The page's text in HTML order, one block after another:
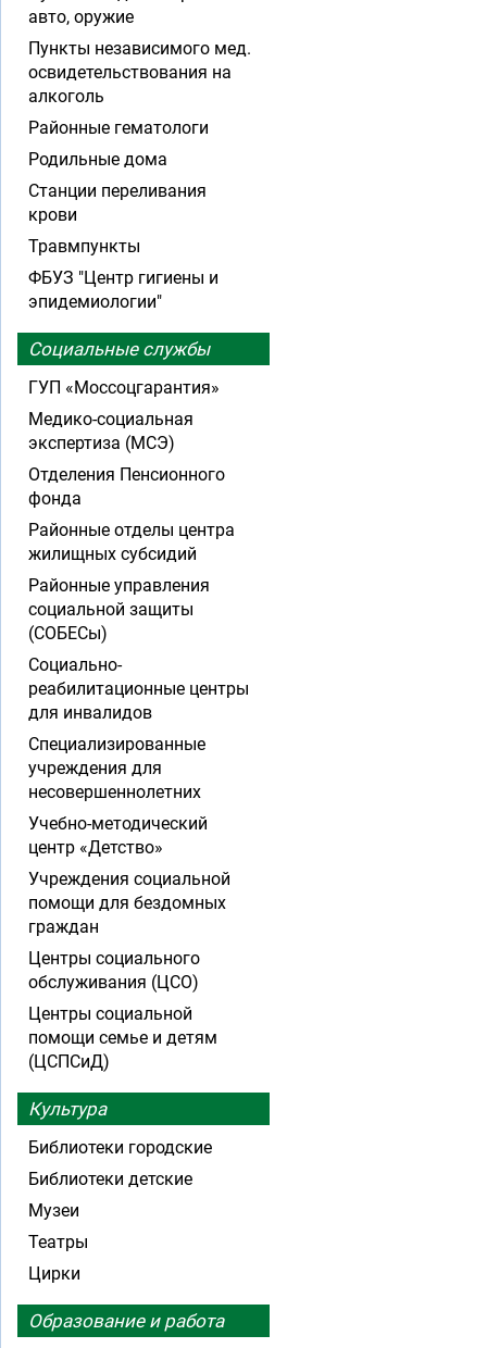
авто, оружие
Пункты независимого мед.
освидетельствования на
алкоголь
Районные гематологи
Родильные дома
Станции переливания
крови
Травмпункты
ФБУЗ "Центр гигиены и
эпидемиологии"
Социальные службы
ГУП «Моссоцгарантия»
Медико-социальная
экспертиза (МСЭ)
Отделения Пенсионного
фонда
Районные отделы центра
жилищных субсидий
Районные управления
социальной защиты
(СОБЕСы)
Социально-
реабилитационные центры
для инвалидов
Специализированные
учреждения для
несовершеннолетних
Учебно-методический
центр «Детство»
Учреждения социальной
помощи для бездомных
граждан
Центры социального
обслуживания (ЦСО)
Центры социальной
помощи семье и детям
(ЦСПСиД)
Культура
Библиотеки городские
Библиотеки детские
Музеи
Театры
Цирки
Образование и работа